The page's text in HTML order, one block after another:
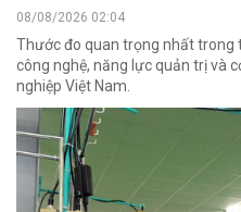
08/08/2026 02:04
Thước đo quan trọng nhất trong
công nghệ, năng lực quản trị và
nghiệp Việt Nam.